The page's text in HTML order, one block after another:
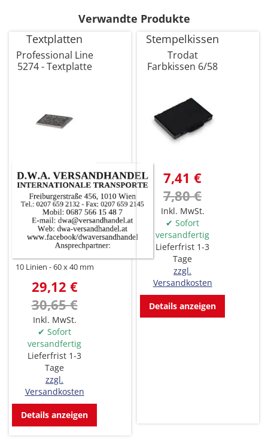
Verwandte Produkte
Textplatten
Professional Line
5274 - Textplatte
10 Linien 60 x 40 mm
29,12 €
30,65 €
Inkl. MwSt.
✔ Sofort
versandfertig
Lieferfrist 1-3
Tage
zzgl.
Versandkosten
Details anzeigen
Stempelkissen
Trodat
Farbkissen 6/58
7,41 €
7,80 €
Inkl. MwSt.
✔ Sofort
versandfertig
Lieferfrist 1-3
Tage
zzgl.
Versandkosten
Details anzeigen